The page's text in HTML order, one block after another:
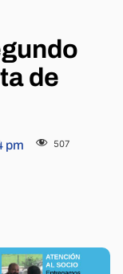
de
pm 507